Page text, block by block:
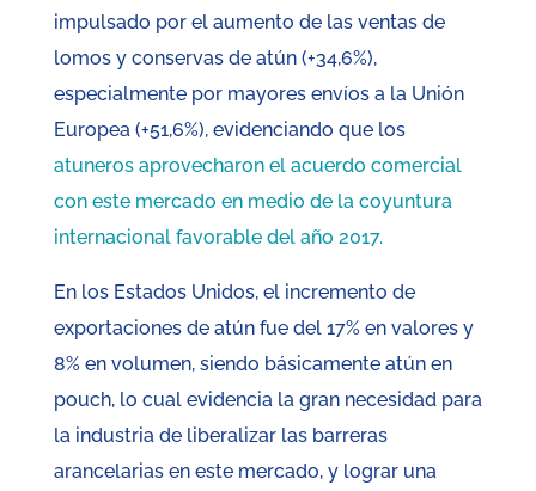
impulsado por el aumento de las ventas de
lomos y conservas de atún (+34,6%),
especialmente por mayores envíos a la Unión
Europea (+51,6%), evidenciando que los
atuneros aprovecharon el acuerdo comercial
con este mercado en medio de la coyuntura
internacional favorable del año 2017.
En los Estados Unidos, el incremento de
exportaciones de atún fue del 17% en valores y
8% en volumen, siendo básicamente atún en
pouch, lo cual evidencia la gran necesidad para
la industria de liberalizar las barreras
arancelarias en este mercado, y lograr una